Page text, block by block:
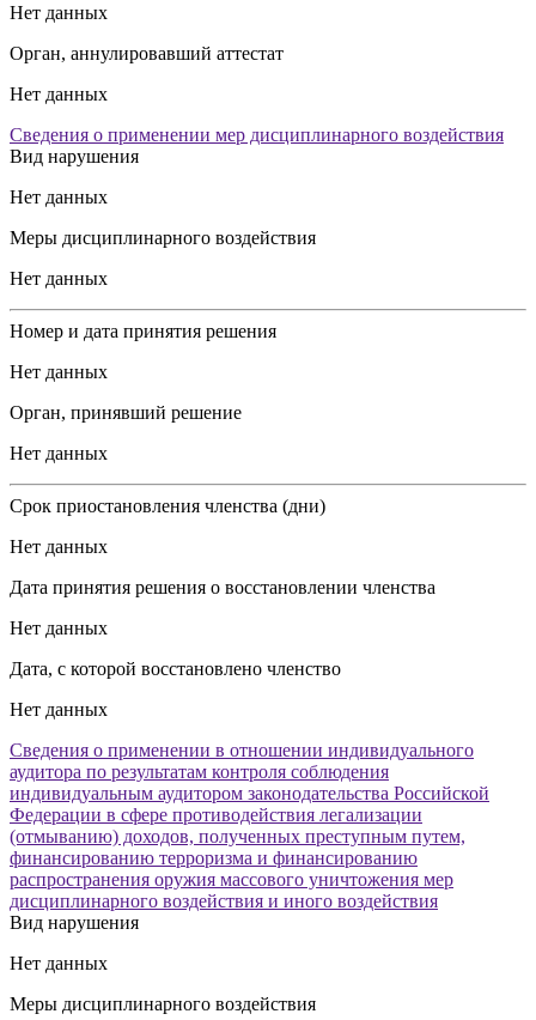
Нет данных
Орган, аннулировавший аттестат
Нет данных
Сведения о применении мер дисциплинарного воздействия
Вид нарушения
Нет данных
Меры дисциплинарного воздействия
Нет данных
Номер и дата принятия решения
Нет данных
Орган, принявший решение
Нет данных
Срок приостановления членства (дни)
Нет данных
Дата принятия решения о восстановлении членства
Нет данных
Дата, с которой восстановлено членство
Нет данных
Сведения о применении в отношении индивидуального
аудитора по результатам контроля соблюдения
индивидуальным аудитором законодательства Российской
Федерации в сфере противодействия легализации
(отмыванию) доходов, полученных преступным путем,
финансированию терроризма и финансированию
распространения оружия массового уничтожения мер
дисциплинарного воздействия и иного воздействия
Вид нарушения
Нет данных
Меры дисциплинарного воздействия